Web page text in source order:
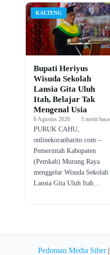
KALTENG
Bupati Heriyus
Wisuda Sekolah
Lansia Gita Uluh
Itah, Belajar Tak
Mengenal Usia
6 Agustus 2026 · 3 menit baca
PURUK CAHU,
onlinekoranbarito.com –
Pemerintah Kabupaten
(Pemkab) Murung Raya
menggelar Wisuda Sekolah
Lansia Gita Uluh Itah…
Pedoman Media Siber|